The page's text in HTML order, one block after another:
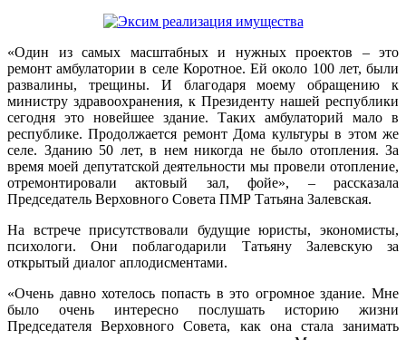
«Один из самых масштабных и нужных проектов – это
ремонт амбулатории в селе Коротное. Ей около 100 лет, были
развалины, трещины. И благодаря моему обращению к
министру здравоохранения, к Президенту нашей республики
сегодня это новейшее здание. Таких амбулаторий мало в
республике. Продолжается ремонт Дома культуры в этом же
селе. Зданию 50 лет, в нем никогда не было отопления. За
время моей депутатской деятельности мы провели отопление,
отремонтировали актовый зал, фойе», – рассказала
Председатель Верховного Совета ПМР Татьяна Залевская.
На встрече присутствовали будущие юристы, экономисты,
психологи. Они поблагодарили Татьяну Залевскую за
открытый диалог аплодисментами.
«Очень давно хотелось попасть в это огромное здание. Мне
было очень интересно послушать историю жизни
Председателя Верховного Совета, как она стала занимать